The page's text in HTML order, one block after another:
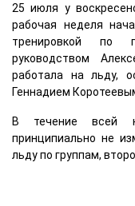
25 июля у
рабочая неделя
тренировкой по
руководством
работала на льду,
Геннадием
В течение всей
принципиально не
льду по группам,